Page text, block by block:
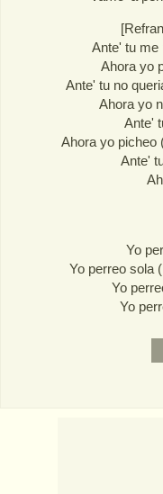
Ante' tu me
Ahora yo
Ante' tu no
Ahora yo
Ante'
Ahora yo picheo
Ante'
Yo
Yo perreo sola
Yo
Yo